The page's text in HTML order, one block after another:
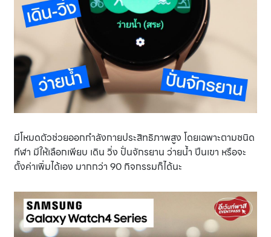
มีโหมดตัวช่วยออกกำลังกายประสิทธิภาพสูง โดยเฉพาะตามชนิด
กีฬา มีให้เลือกเพียบ เดิน วิ่ง ปั่นจักรยาน ว่ายน้ำ ปีนเขา หรือจะ
ตั้งค่าเพิ่มได้เอง มากกว่า 90 กิจกรรมก็ได้นะ